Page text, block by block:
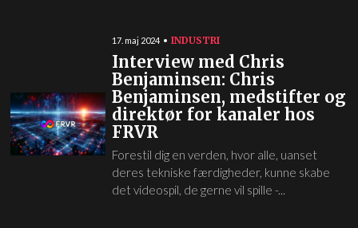
17. maj 2024 INDUSTRI
Interview med Chris
Benjaminsen: Chris
Benjaminsen, medstifter og
direktør for kanaler hos
FRVR
Forestil dig en verden, hvor alle, uanset
deres tekniske færdigheder, kunne skabe
det videospil, de gerne vil spille -...